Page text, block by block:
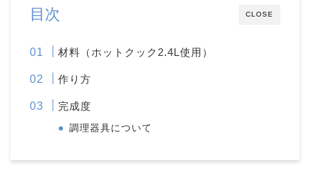
CLOSE
目次
材料（ホットクック2.4L使用）
作り方
完成度
調理器具について